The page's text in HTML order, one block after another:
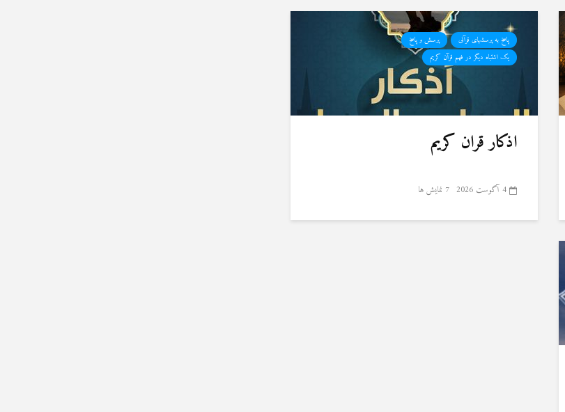
پاسخ به پرسشهای قرآنی
پرسش و پاسخ
یک اشتباه دیگر در فهم قرآن کریم
اذکار قران کریم
4 آگوست 2026 7 نمایش ها